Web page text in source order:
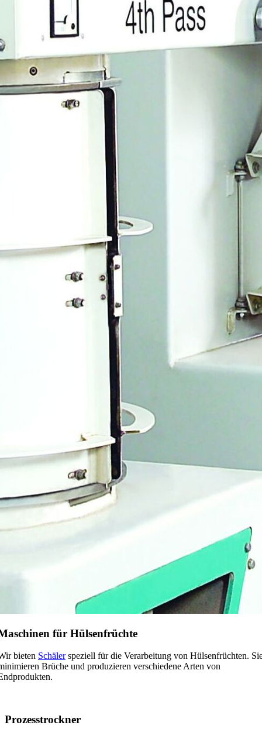
für Hülsenfrüchte
bieten Schälerspeziell für die Verarbeitung von Hülsenfrüchten.
Brüche und produzieren verschiedene Arten von
Prozesstrockner